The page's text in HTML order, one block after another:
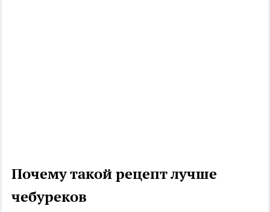
Почему такой рецепт лучше
чебуреков